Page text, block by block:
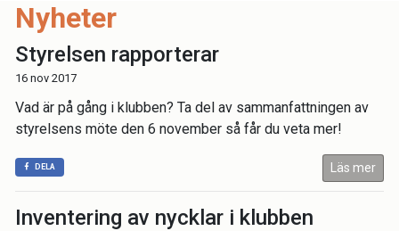
Nyheter
Styrelsen rapporterar
16 nov 2017
Vad är på gång i klubben? Ta del av sammanfattningen av
styrelsens möte den 6 november så får du veta mer!
DELA Läs mer
Inventering av nycklar i klubben